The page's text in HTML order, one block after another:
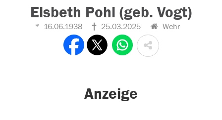
Elsbeth Pohl (geb. Vogt)
16.06.1938 25.03.2025 Wehr
Anzeige